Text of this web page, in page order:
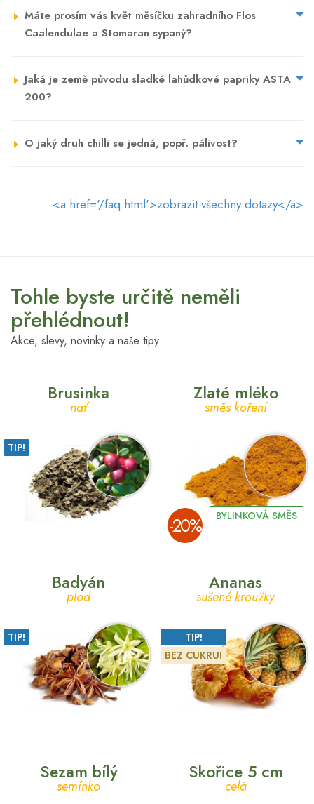
Máte prosím vás květ měsíčku zahradního Flos
Caalendulae a Stomaran sypaný?
Jaká je země původu sladké lahůdkové papriky ASTA
200?
O jaký druh chilli se jedná, popř. pálivost?
<a href='/faq.html'>zobrazit všechny dotazy</a>
Tohle byste určitě neměli
přehlédnout!
Akce, slevy, novinky a naše tipy
Brusinka
nať
TIP!
Zlaté mléko
směs koření
BYLINKOVÁ SMĚS
­-20%
Badyán
plod
TIP!
Ananas
sušené kroužky
TIP!
BEZ CUKRU!
Sezam bílý
semínko
Skořice 5 cm
celá